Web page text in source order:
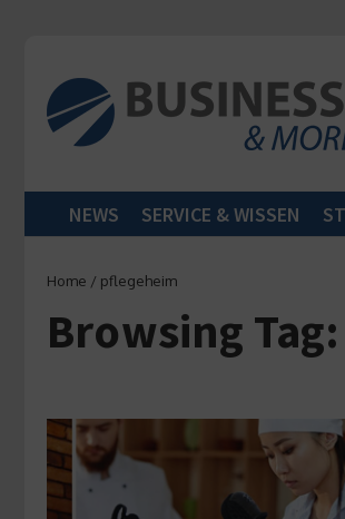
NEWS SERVICE & WISSEN
Home / pflegeheim
Browsing